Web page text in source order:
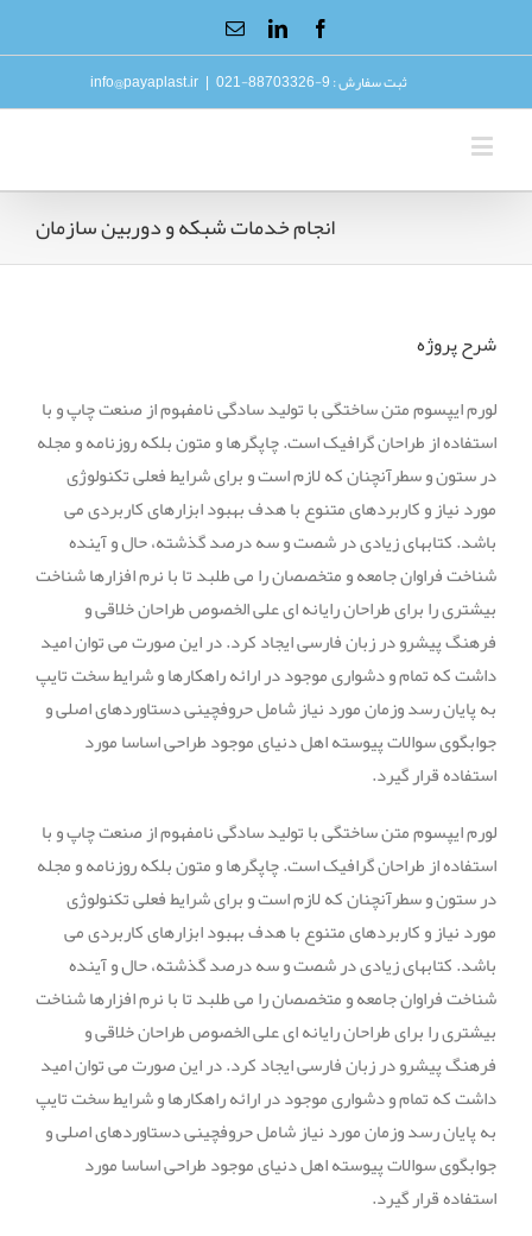
ثبت سفارش : 9-88703326-021 |
info@payaplast.ir
انجام خدمات شبکه و دوربین سازمان
شرح پروژه
لورم ایپسوم متن ساختگی با تولید سادگی نامفهوم از صنعت چاپ و با
استفاده از طراحان گرافیک است. چاپگرها و متون بلکه روزنامه و مجله
در ستون و سطرآنچنان که لازم است و برای شرایط فعلی تکنولوژی
مورد نیاز و کاربردهای متنوع با هدف بهبود ابزارهای کاربردی می
باشد. کتابهای زیادی در شصت و سه درصد گذشته، حال و آینده
شناخت فراوان جامعه و متخصصان را می طلبد تا با نرم افزارها شناخت
بیشتری را برای طراحان رایانه ای علی الخصوص طراحان خلاقی و
فرهنگ پیشرو در زبان فارسی ایجاد کرد. در این صورت می توان امید
داشت که تمام و دشواری موجود در ارائه راهکارها و شرایط سخت تایپ
به پایان رسد وزمان مورد نیاز شامل حروفچینی دستاوردهای اصلی و
جوابگوی سوالات پیوسته اهل دنیای موجود طراحی اساسا مورد
استفاده قرار گیرد.
لورم ایپسوم متن ساختگی با تولید سادگی نامفهوم از صنعت چاپ و با
استفاده از طراحان گرافیک است. چاپگرها و متون بلکه روزنامه و مجله
در ستون و سطرآنچنان که لازم است و برای شرایط فعلی تکنولوژی
مورد نیاز و کاربردهای متنوع با هدف بهبود ابزارهای کاربردی می
باشد. کتابهای زیادی در شصت و سه درصد گذشته، حال و آینده
شناخت فراوان جامعه و متخصصان را می طلبد تا با نرم افزارها شناخت
بیشتری را برای طراحان رایانه ای علی الخصوص طراحان خلاقی و
فرهنگ پیشرو در زبان فارسی ایجاد کرد. در این صورت می توان امید
داشت که تمام و دشواری موجود در ارائه راهکارها و شرایط سخت تایپ
به پایان رسد وزمان مورد نیاز شامل حروفچینی دستاوردهای اصلی و
جوابگوی سوالات پیوسته اهل دنیای موجود طراحی اساسا مورد
استفاده قرار گیرد.